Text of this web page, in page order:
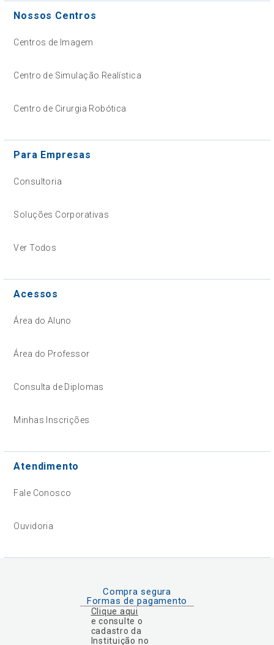
Nossos Centros
Centros de Imagem
Centro de Simulação Realística
Centro de Cirurgia Robótica
Para Empresas
Consultoria
Soluções Corporativas
Ver Todos
Acessos
Área do Aluno
Área do Professor
Consulta de Diplomas
Minhas Inscrições
Atendimento
Fale Conosco
Ouvidoria
Compra segura
Formas de pagamento
Clique aqui
e consulte o
cadastro da
Instituição no